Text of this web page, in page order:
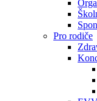
Pro rodiče